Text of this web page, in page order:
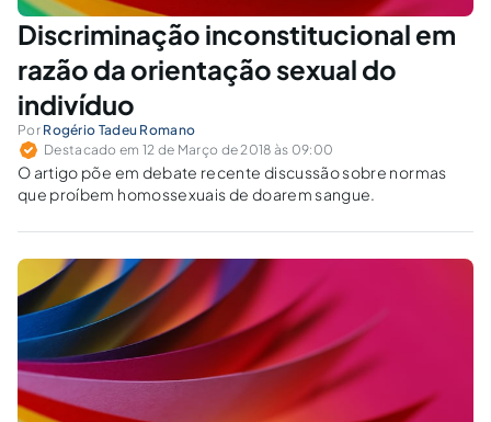
Discriminação inconstitucional em
razão da orientação sexual do
indivíduo
Por Rogério Tadeu Romano
Destacado em 12 de Março de 2018 às 09:00
O artigo põe em debate recente discussão sobre normas
que proíbem homossexuais de doarem sangue.